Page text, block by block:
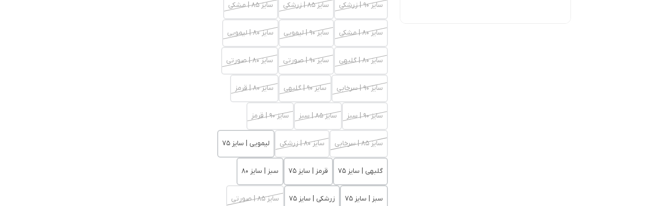
سایز 90 | زرشکی سایز 85 | زرشکی سایز 85 | مشکی
سایز 80 | مشکی سایز 90 | لیمویی سایز 80 | لیمویی
سایز 80 | گلبهی سایز 90 | صورتی سایز 80 | صورتی
سایز 90 | سرخابی سایز 90 | گلبهی سایز 80 | قرمز
سایز 90 | سبز سایز 85 | سبز سایز 90 | قرمز
سایز 85 | سرخابی سایز 80 | زرشکی لیمویی | سایز 75
گلبهی | سایز 75 قرمز | سایز 75 سبز | سایز 80
سبز | سایز 75 زرشکی | سایز 75 سایز 85 | صورتی